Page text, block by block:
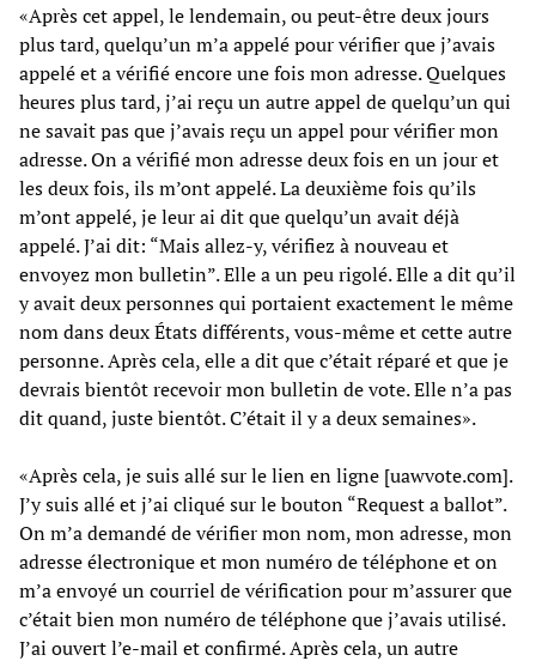
«Après cet appel, le lendemain, ou peut-être deux jours
plus tard, quelqu’un m’a appelé pour vérifier que j’avais
appelé et a vérifié encore une fois mon adresse. Quelques
heures plus tard, j’ai reçu un autre appel de quelqu’un qui
ne savait pas que j’avais reçu un appel pour vérifier mon
adresse. On a vérifié mon adresse deux fois en un jour et
les deux fois, ils m’ont appelé. La deuxième fois qu’ils
m’ont appelé, je leur ai dit que quelqu’un avait déjà
appelé. J’ai dit: “Mais allez-y, vérifiez à nouveau et
envoyez mon bulletin”. Elle a un peu rigolé. Elle a dit qu’il
y avait deux personnes qui portaient exactement le même
nom dans deux États différents, vous-même et cette autre
personne. Après cela, elle a dit que c’était réparé et que je
devrais bientôt recevoir mon bulletin de vote. Elle n’a pas
dit quand, juste bientôt. C’était il y a deux semaines».
«Après cela, je suis allé sur le lien en ligne [uawvote.com].
J’y suis allé et j’ai cliqué sur le bouton “Request a ballot”.
On m’a demandé de vérifier mon nom, mon adresse, mon
adresse électronique et mon numéro de téléphone et on
m’a envoyé un courriel de vérification pour m’assurer que
c’était bien mon numéro de téléphone que j’avais utilisé.
J’ai ouvert l’e-mail et confirmé. Après cela, un autre